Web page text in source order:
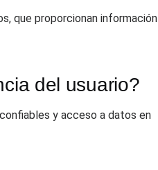
que proporcionan información
del usuario?
y acceso a datos en